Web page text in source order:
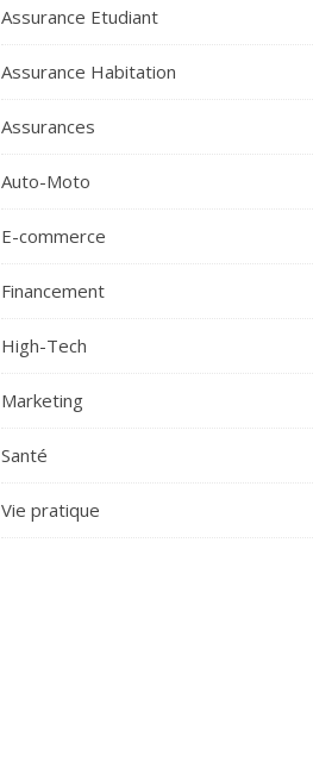
Assurance Etudiant
Assurance Habitation
Assurances
Auto-Moto
E-commerce
Financement
High-Tech
Marketing
Santé
Vie pratique